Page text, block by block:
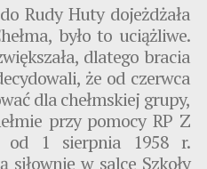
Rudy Huty dojeżdżała
było to uciążliwe.
dlatego bracia
że od czerwca
dla chełmskiej grupy,
przy pomocy RP Z
1 sierpnia 1958 r.
siłownię w salce Szkoły